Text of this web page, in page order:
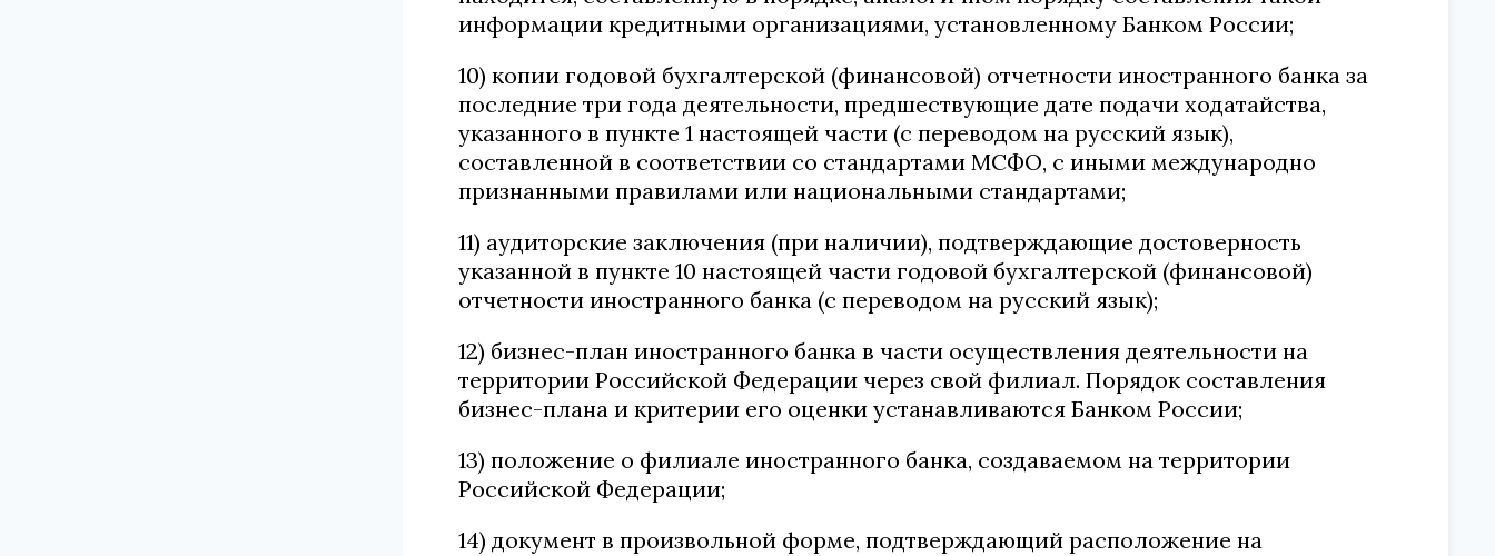
информации кредитными организациями, установленному Банком России;
10) копии годовой бухгалтерской (финансовой) отчетности иностранного банка за
последние три года деятельности, предшествующие дате подачи ходатайства,
указанного в пункте 1 настоящей части (с переводом на русский язык),
составленной в соответствии со стандартами МСФО, с иными международно
признанными правилами или национальными стандартами;
11) аудиторские заключения (при наличии), подтверждающие достоверность
указанной в пункте 10 настоящей части годовой бухгалтерской (финансовой)
отчетности иностранного банка (с переводом на русский язык);
12) бизнес-план иностранного банка в части осуществления деятельности на
территории Российской Федерации через свой филиал. Порядок составления
бизнес-плана и критерии его оценки устанавливаются Банком России;
13) положение о филиале иностранного банка, создаваемом на территории
Российской Федерации;
14) документ в произвольной форме, подтверждающий расположение на